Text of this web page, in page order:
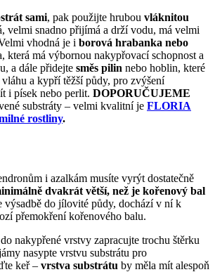
sami, pak použijte hrubou vláknitou
velmi snadno přijímá a drží vodu, má velmi
vhodná je i borová hrabanka nebo
která má výbornou nakypřovací schopnost a
a dále přidejte směs pilin nebo hoblin, které
a kypří těžší půdy, pro zvýšení
i písek nebo perlit. DOPORUČUJEME
substráty – velmi kvalitní je FLORIA
rostliny.
i azalkám musíte vyrýt dostatečně
dvakrát větší, než je kořenový bal
výsadbě do jílovité půdy, dochází v ní k
přemokření kořenového balu.
nakypřené vrstvy zapracujte trochu štěrku
nasypte vrstvu substrátu pro
keř – vrstva substrátu by měla mít alespoň